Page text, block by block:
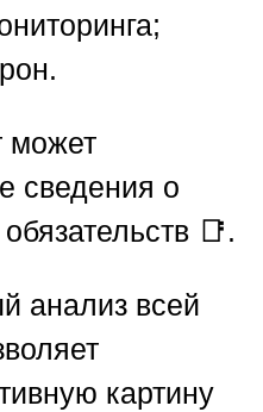
может
сведения о
📑.
анализ всей
картину